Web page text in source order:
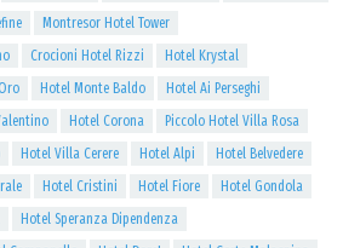
Montresor Hotel Tower
Crocioni Hotel Rizzi
Hotel Krystal
Hotel Monte Baldo
Hotel Ai Perseghi
Hotel Corona
Piccolo Hotel Villa Rosa
Hotel Villa Cerere Hotel Alpi
Hotel Belvedere
Hotel Cristini Hotel Fiore
Hotel Gondola
Hotel Speranza Dipendenza